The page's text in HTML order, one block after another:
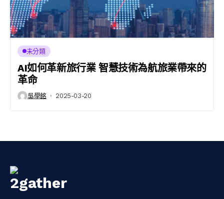
未分類
AI如何革新旅行業 智慧技術為航旅業帶來的
革命
吳學銘 2025-03-20